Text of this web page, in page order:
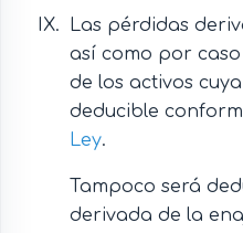
Las pérdidas
así como por
de los activos
deducible
Ley.
Tampoco será
derivada de la